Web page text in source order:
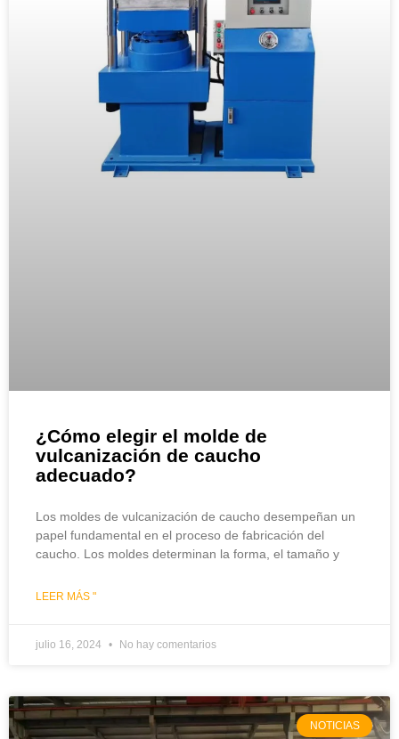
¿Cómo elegir el molde de
vulcanización de caucho
adecuado?
Los moldes de vulcanización de caucho desempeñan un
papel fundamental en el proceso de fabricación del
caucho. Los moldes determinan la forma, el tamaño y
LEER MÁS "
julio 16, 2024 No hay comentarios
NOTICIAS